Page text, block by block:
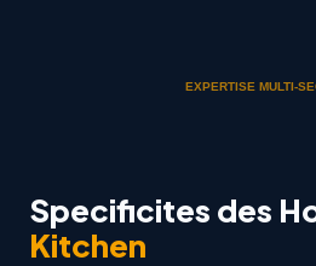
EXPERTISE MULTI-
Specificites des
Kitchen